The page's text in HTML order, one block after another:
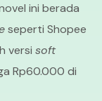
ini berada
seperti Shopee
versisoft
Rp60.000 di